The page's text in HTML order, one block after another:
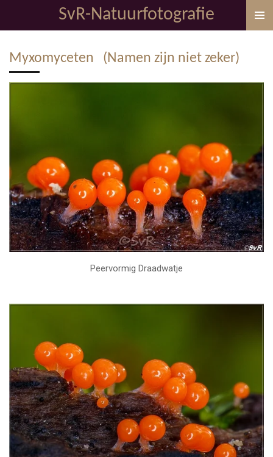
direct
de
hoofdinhoud
SvR-Natuurfotografie
Myxomyceten (Namen zijn niet zeker)
Peervormig Draadwatje